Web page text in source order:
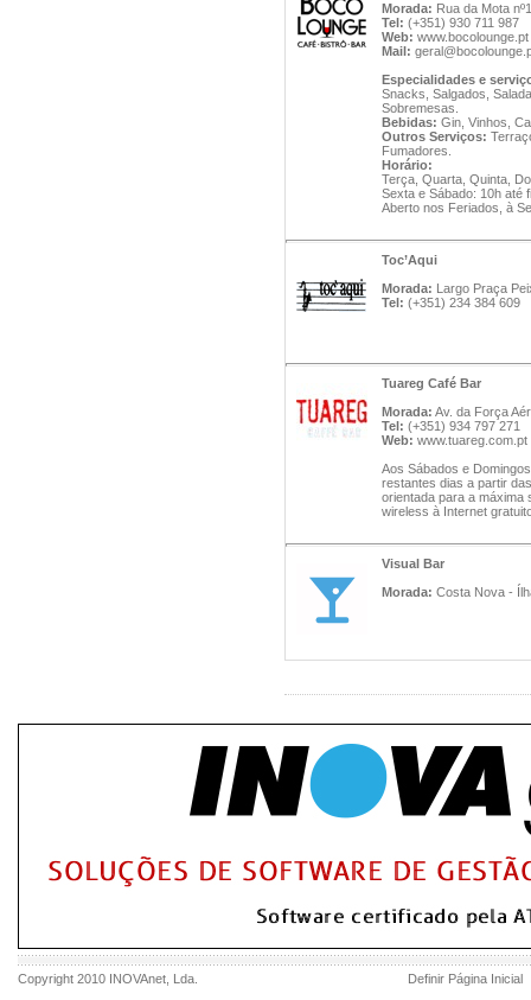
Morada: Rua da Mota
Tel: (+351) 930 711 987
Web: www.bocolounge.pt
Mail:
Especialidades e
Snacks, Salgados,
Sobremesas.
Bebidas: Gin, Vinhos,
Outros Serviços:
Fumadores.
Horário:
Terça, Quarta, Quinta,
Sexta e Sábado: 10h até
Aberto nos Feriados, à
Toc’Aqui
Morada: Largo Praça
Tel: (+351) 234 384 609
Tuareg Café Bar
Morada: Av. da Força
Tel: (+351) 934 797 271
Web: www.tuareg.com.pt
Aos Sábados e
restantes dias a partir
orientada para a máxima
wireless à Internet
Visual Bar
Morada: Costa Nova -
Copyright 2010 INOVAnet , Lda. Definir Página Inicial